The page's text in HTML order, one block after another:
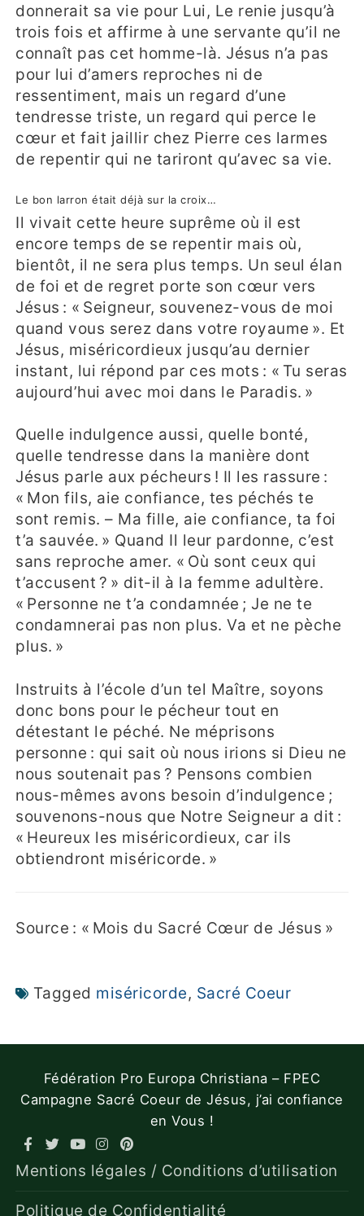
donnerait sa vie pour Lui, Le renie jusqu’à
trois fois et affirme à une servante qu’il ne
connaît pas cet homme-là. Jésus n’a pas
pour lui d’amers reproches ni de
ressentiment, mais un regard d’une
tendresse triste, un regard qui perce le
cœur et fait jaillir chez Pierre ces larmes
de repentir qui ne tariront qu’avec sa vie.
Le bon larron était déjà sur la croix…
Il vivait cette heure suprême où il est
encore temps de se repentir mais où,
bientôt, il ne sera plus temps. Un seul élan
de foi et de regret porte son cœur vers
Jésus : « Seigneur, souvenez-vous de moi
quand vous serez dans votre royaume ». Et
Jésus, miséricordieux jusqu’au dernier
instant, lui répond par ces mots : « Tu seras
aujourd’hui avec moi dans le Paradis. »
Quelle indulgence aussi, quelle bonté,
quelle tendresse dans la manière dont
Jésus parle aux pécheurs ! Il les rassure :
« Mon fils, aie confiance, tes péchés te
sont remis. – Ma fille, aie confiance, ta foi
t’a sauvée. » Quand Il leur pardonne, c’est
sans reproche amer. « Où sont ceux qui
t’accusent ? » dit-il à la femme adultère.
« Personne ne t’a condamnée ; Je ne te
condamnerai pas non plus. Va et ne pèche
plus. »
Instruits à l’école d’un tel Maître, soyons
donc bons pour le pécheur tout en
détestant le péché. Ne méprisons
personne : qui sait où nous irions si Dieu ne
nous soutenait pas ? Pensons combien
nous-mêmes avons besoin d’indulgence ;
souvenons-nous que Notre Seigneur a dit :
« Heureux les miséricordieux, car ils
obtiendront miséricorde. »
Source : « Mois du Sacré Cœur de Jésus »
Tagged miséricorde, Sacré Coeur
Fédération Pro Europa Christiana – FPEC
Campagne Sacré Coeur de Jésus, j’ai confiance
en Vous !
Mentions légales / Conditions d’utilisation
Politique de Confidentialité